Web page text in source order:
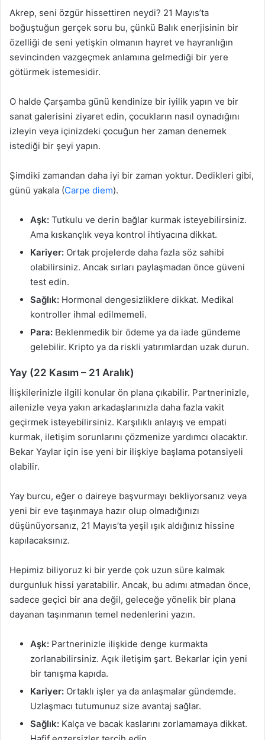
Akrep, seni özgür hissettiren neydi? 21 Mayıs’ta
boğuştuğun gerçek soru bu, çünkü Balık enerjisinin bir
özelliği de seni yetişkin olmanın hayret ve hayranlığın
sevincinden vazgeçmek anlamına gelmediği bir yere
götürmek istemesidir.
O halde Çarşamba günü kendinize bir iyilik yapın ve bir
sanat galerisini ziyaret edin, çocukların nasıl oynadığını
izleyin veya içinizdeki çocuğun her zaman denemek
istediği bir şeyi yapın.
Şimdiki zamandan daha iyi bir zaman yoktur. Dedikleri gibi,
günü yakala (Carpe diem).
Aşk: Tutkulu ve derin bağlar kurmak isteyebilirsiniz.
Ama kıskançlık veya kontrol ihtiyacına dikkat.
Kariyer: Ortak projelerde daha fazla söz sahibi
olabilirsiniz. Ancak sırları paylaşmadan önce güveni
test edin.
Sağlık: Hormonal dengesizliklere dikkat. Medikal
kontroller ihmal edilmemeli.
Para: Beklenmedik bir ödeme ya da iade gündeme
gelebilir. Kripto ya da riskli yatırımlardan uzak durun.
Yay (22 Kasım – 21 Aralık)
İlişkilerinizle ilgili konular ön plana çıkabilir. Partnerinizle,
ailenizle veya yakın arkadaşlarınızla daha fazla vakit
geçirmek isteyebilirsiniz. Karşılıklı anlayış ve empati
kurmak, iletişim sorunlarını çözmenize yardımcı olacaktır.
Bekar Yaylar için ise yeni bir ilişkiye başlama potansiyeli
olabilir.
Yay burcu, eğer o daireye başvurmayı bekliyorsanız veya
yeni bir eve taşınmaya hazır olup olmadığınızı
düşünüyorsanız, 21 Mayıs’ta yeşil ışık aldığınız hissine
kapılacaksınız.
Hepimiz biliyoruz ki bir yerde çok uzun süre kalmak
durgunluk hissi yaratabilir. Ancak, bu adımı atmadan önce,
sadece geçici bir ana değil, geleceğe yönelik bir plana
dayanan taşınmanın temel nedenlerini yazın.
Aşk: Partnerinizle ilişkide denge kurmakta
zorlanabilirsiniz. Açık iletişim şart. Bekarlar için yeni
bir tanışma kapıda.
Kariyer: Ortaklı işler ya da anlaşmalar gündemde.
Uzlaşmacı tutumunuz size avantaj sağlar.
Sağlık: Kalça ve bacak kaslarını zorlamamaya dikkat.